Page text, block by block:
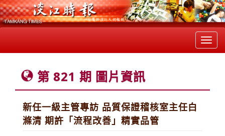
第 821 期 圖片資訊
新任一級主管專訪 品質保證稽核室主任白
滌清 期許「流程改善」精實品管